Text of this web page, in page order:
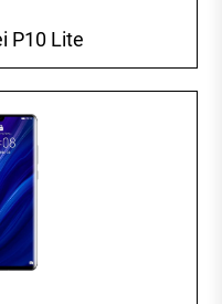
P10 Lite